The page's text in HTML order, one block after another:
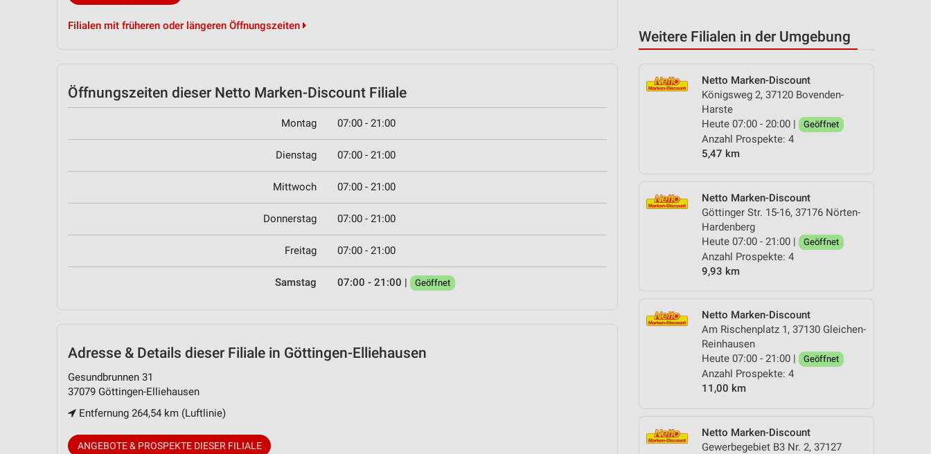
Weitere Filialen in der Umgebung
Netto Marken-Discount
Königsweg 2, 37120 Bovenden-
Harste
Heute 07:00 - 20:00 |
Geöffnet
Anzahl Prospekte: 4
5,47 km
Netto Marken-Discount
Göttinger Str. 15-16, 37176 Nörten-
Hardenberg
Heute 07:00 - 21:00 |
Geöffnet
Anzahl Prospekte: 4
9,93 km
Netto Marken-Discount
Am Rischenplatz 1, 37130 Gleichen-
Reinhausen
Heute 07:00 - 21:00 |
Geöffnet
Anzahl Prospekte: 4
11,00 km
Netto Marken-Discount
Gewerbegebiet B3 Nr. 2, 37127
Filialen mit früheren oder längeren Öffnungszeiten
Öffnungszeiten dieser Netto Marken-Discount Filiale
Montag 07:00 - 21:00
Dienstag 07:00 - 21:00
Mittwoch 07:00 - 21:00
Donnerstag 07:00 - 21:00
Freitag 07:00 - 21:00
Samstag 07:00 - 21:00 | Geöffnet
Adresse & Details dieser Filiale in Göttingen-Elliehausen
Gesundbrunnen 31
37079 Göttingen-Elliehausen
Entfernung 264,54 km (Luftlinie)
ANGEBOTE & PROSPEKTE DIESER FILIALE